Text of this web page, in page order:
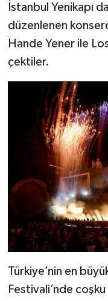
İstanbul Yenikapı
düzenlenen
Hande Yener ile
çektiler.
Türkiye’nin en
Festivali’nde